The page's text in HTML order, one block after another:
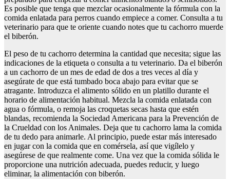
Es posible que tenga que mezclar ocasionalmente la fórmula con la
comida enlatada para perros cuando empiece a comer. Consulta a tu
veterinario para que te oriente cuando notes que tu cachorro muerde
el biberón.
El peso de tu cachorro determina la cantidad que necesita; sigue las
indicaciones de la etiqueta o consulta a tu veterinario. Da el biberón
a un cachorro de un mes de edad de dos a tres veces al día y
asegúrate de que está tumbado boca abajo para evitar que se
atragante. Introduzca el alimento sólido en un platillo durante el
horario de alimentación habitual. Mezcla la comida enlatada con
agua o fórmula, o remoja las croquetas secas hasta que estén
blandas, recomienda la Sociedad Americana para la Prevención de
la Crueldad con los Animales. Deja que tu cachorro lama la comida
de tu dedo para animarle. Al principio, puede estar más interesado
en jugar con la comida que en comérsela, así que vigílelo y
asegúrese de que realmente come. Una vez que la comida sólida le
proporcione una nutrición adecuada, puedes reducir, y luego
eliminar, la alimentación con biberón.